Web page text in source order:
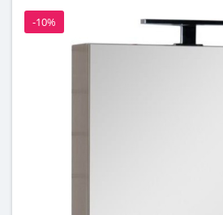
-10%